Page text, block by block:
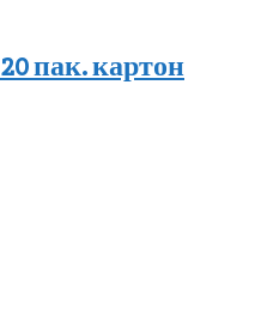
пак. картон